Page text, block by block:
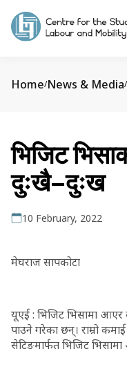
Home/News & Media/
भिजिट
दुःखै–दुःख
10 February, 2022
मेघराज सापकोटा
यूएई : भिजिट भिसामा आएर
पाउने गरेका छन्। राम्रो
सेटिङमार्फत भिजिट